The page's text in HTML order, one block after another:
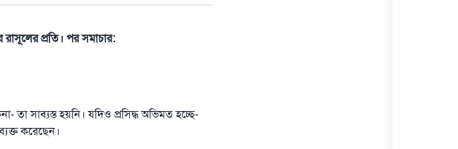
প্রতি। পর সমাচার:
তা সাব্যস্ত হয়নি। যদিও প্রসিদ্ধ অভিমত হচ্ছে-
করেছেন।